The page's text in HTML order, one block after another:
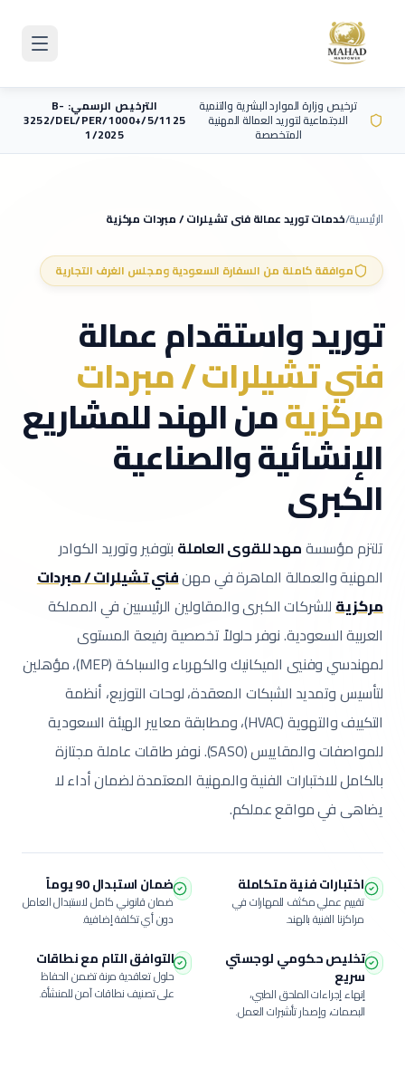
ترخيص وزارة الموارد البشرية والتنمية
الاجتماعية لتوريد العمالة المهنية
المتخصصة
الترخيص الرسمي: B-
3252/DEL/PER/1000+/5/1125
1/2025
الرئيسية/خدمات توريد عمالةفني تشيلرات / مبردات مركزية
موافقة كاملة من السفارة السعودية ومجلس الغرف التجارية
توريد واستقدام عمالة
فني تشيلرات / مبردات
مركزيةمن الهند للمشاريع
الإنشائية والصناعية
الكبرى
تلتزم مؤسسةمهد للقوى العاملة بتوفير وتوريد الكوادر
المهنية والعمالة الماهرة في مهنفني تشيلرات / مبردات
مركزيةللشركات الكبرى والمقاولين الرئيسيين في المملكة
العربية السعودية.نوفر حلولاً تخصصية رفيعة المستوى
لمهندسي وفنيي الميكانيك والكهرباء والسباكة (MEP)، مؤهلين
لتأسيس وتمديد الشبكات المعقدة، لوحات التوزيع، أنظمة
التكييف والتهوية (HVAC)، ومطابقة معايير الهيئة السعودية
للمواصفات والمقاييس (SASO).
نوفر طاقات عاملة مجتازة
بالكامل للاختبارات الفنية والمهنية المعتمدة لضمان أداء لا
يضاهى في مواقع عملكم.
اختبارات فنية متكاملة
تقييم عملي مكثف للمهارات في
مراكزنا الفنية بالهند.
ضمان استبدال 90 يوماً
ضمان قانوني كامل لاستبدال العامل
دون أي تكلفة إضافية.
تخليص حكومي لوجستي
سريع
إنهاء إجراءات الملحق الطبي،
البصمات، وإصدار تأشيرات العمل.
التوافق التام مع نطاقات
حلول تعاقدية مرنة تضمن الحفاظ
على تصنيف نطاقات آمن للمنشأة.